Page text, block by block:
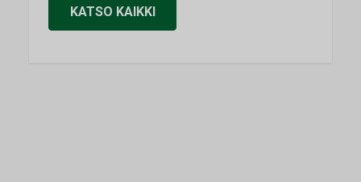
KATSO KAIKKI